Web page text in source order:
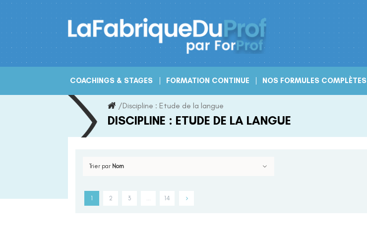
Skip
to
COACHINGS & STAGES FORMATION CONTINUE NOS FORMULES COMPLÈTES
/Discipline : Etude de la langue
DISCIPLINE : ETUDE DE LA LANGUE
Trier par Nom
1 2 3 … 14